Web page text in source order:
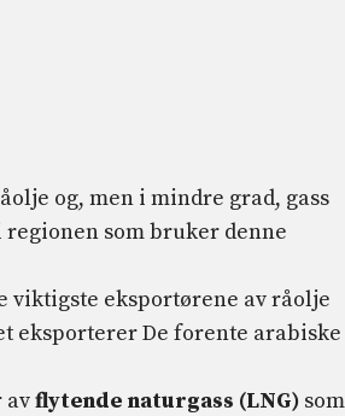
og, men i mindre grad, gass
som bruker denne
viktigste eksportørene av råolje
eksporterer De forente arabiske
avflytende naturgass (LNG) som